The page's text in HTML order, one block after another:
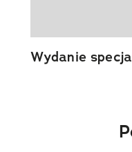
Wydanie